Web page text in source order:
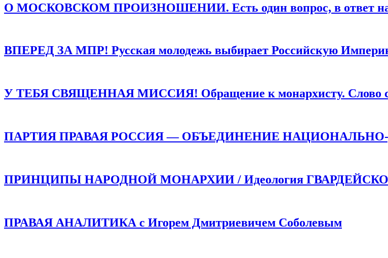
Сохранить моё имя, email и адрес сайта в этом браузере для последующих моих комментариев.
О МОСКОВСКОМ ПРОИЗНОШЕНИИ. Есть один вопрос, в ответ на
ВПЕРЕД ЗА МПР! Русская молодежь выбирает Российскую
У ТЕБЯ СВЯЩЕННАЯ МИССИЯ! Обращение к монархисту. Слово
ПАРТИЯ ПРАВАЯ РОССИЯ — ОБЪЕДИНЕНИЕ
ПРИНЦИПЫ НАРОДНОЙ МОНАРХИИ / Идеология
ПРАВАЯ АНАЛИТИКА с Игорем Дмитриевичем Соболевым